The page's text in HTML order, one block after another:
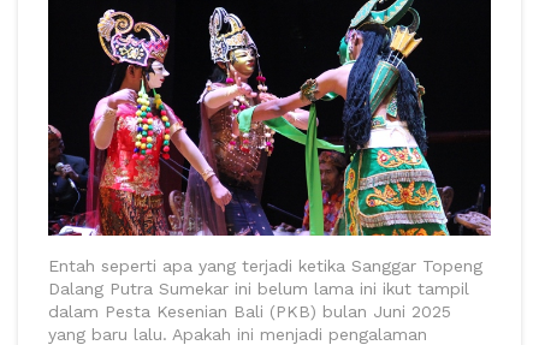
Entah seperti apa yang terjadi ketika Sanggar Topeng
Dalang Putra Sumekar ini belum lama ini ikut tampil
dalam Pesta Kesenian Bali (PKB) bulan Juni 2025
yang baru lalu. Apakah ini menjadi pengalaman